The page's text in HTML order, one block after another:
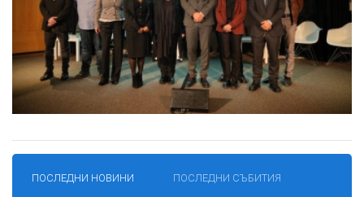
ПОСЛЕДНИ НОВИНИ ПОСЛЕДНИ СЪБИТИЯ